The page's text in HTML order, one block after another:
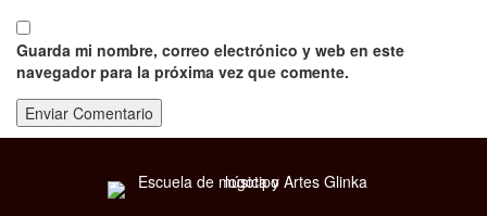
Guarda mi nombre, correo electrónico y web en este
navegador para la próxima vez que comente.